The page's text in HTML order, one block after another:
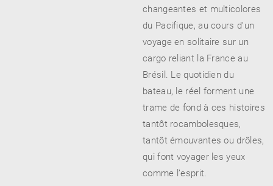
changeantes et multicolores
du Pacifique, au cours d’un
voyage en solitaire sur un
cargo reliant la France au
Brésil. Le quotidien du
bateau, le réel forment une
trame de fond à ces histoires
tantôt rocambolesques,
tantôt émouvantes ou drôles,
qui font voyager les yeux
comme l’esprit.